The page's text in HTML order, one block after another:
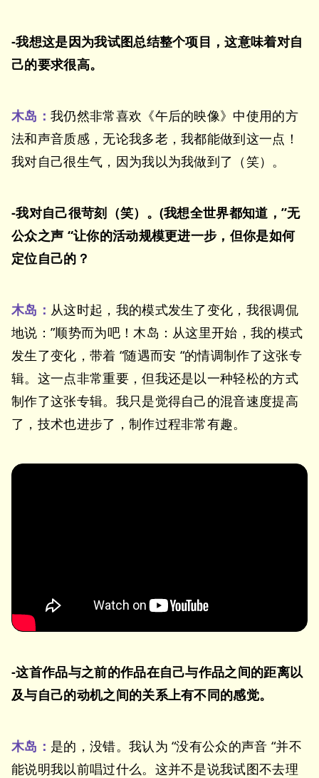
-我想这是因为我试图总结整个项目，这意味着对自
己的要求很高。
木岛： 我仍然非常喜欢《午后的映像》中使用的方
法和声音质感，无论我多老，我都能做到这一点！
我对自己很生气，因为我以为我做到了（笑）。
-我对自己很苛刻（笑）。(我想全世界都知道，”无
公众之声 “让你的活动规模更进一步，但你是如何
定位自己的？
木岛： 从这时起，我的模式发生了变化，我很调侃
地说：”顺势而为吧！木岛：从这里开始，我的模式
发生了变化，带着 “随遇而安 “的情调制作了这张专
辑。这一点非常重要，但我还是以一种轻松的方式
制作了这张专辑。我只是觉得自己的混音速度提高
了，技术也进步了，制作过程非常有趣。
-这首作品与之前的作品在自己与作品之间的距离以
及与自己的动机之间的关系上有不同的感觉。
木岛： 是的，没错。我认为 “没有公众的声音 “并不
能说明我以前唱过什么。这并不是说我试图不去理